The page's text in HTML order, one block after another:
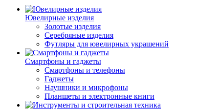
Ювелирные изделия
Золотые изделия
Серебряные изделия
Футляры для ювелирных украшений
Смартфоны и гаджеты
Смартфоны и телефоны
Гаджеты
Наушники и микрофоны
Планшеты и электронные книги